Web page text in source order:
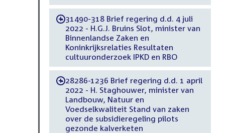
-31490-318 Brief regering d.d. 4 juli
2022 - H.G.J. Bruins Slot, minister van
Binnenlandse Zaken en
Koninkrijksrelaties Resultaten
cultuuronderzoek IPKD en RBO
-28286-1236 Brief regering d.d. 1 april
2022 - H. Staghouwer, minister van
Landbouw, Natuur en
Voedselkwaliteit Stand van zaken
over de subsidieregeling pilots
gezonde kalverketen